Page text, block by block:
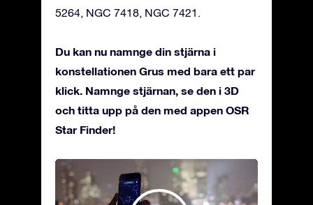
5264, NGC 7418, NGC 7421.
Du kan nu namnge din stjärna i
konstellationen Grus med bara ett par
klick. Namnge stjärnan, se den i 3D
och titta upp på den med appen OSR
Star Finder!